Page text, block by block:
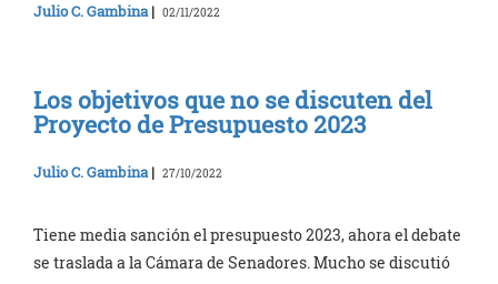
Julio C. Gambina | 02/11/2022
Los objetivos que no se discuten del
Proyecto de Presupuesto 2023
Julio C. Gambina| 27/10/2022
Tiene media sanción el presupuesto 2023, ahora el debate
se traslada a la Cámara de Senadores. Mucho se discutió